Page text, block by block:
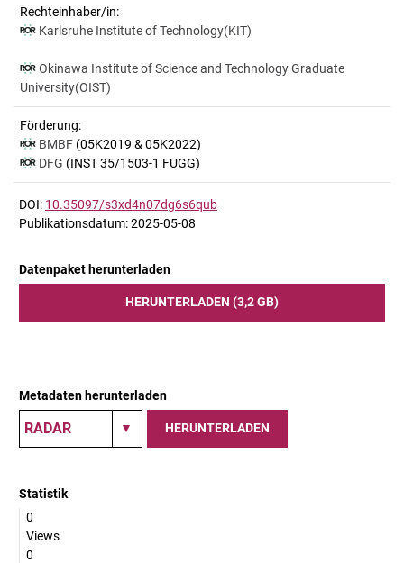
Rechteinhaber/in:
Karlsruhe Institute of Technology(KIT)
Okinawa Institute of Science and Technology Graduate
University(OIST)
Förderung:
BMBF (05K2019 & 05K2022)
DFG (INST 35/1503-1 FUGG)
DOI: 10.35097/s3xd4n07dg6s6qub
Publikationsdatum: 2025-05-08
Datenpaket herunterladen
HERUNTERLADEN (3,2 GB)
Metadaten herunterladen
HERUNTERLADEN
Statistik
0
Views
0